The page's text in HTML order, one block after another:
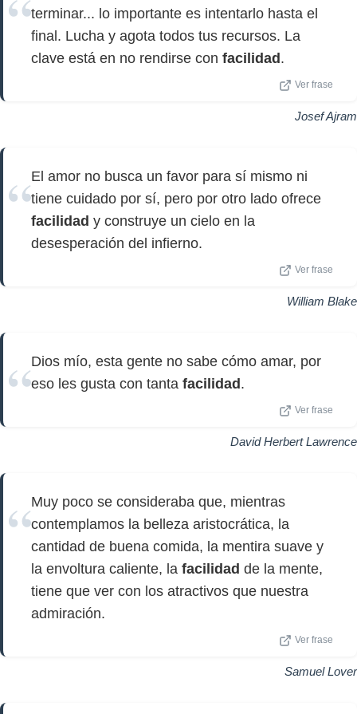
terminar... lo importante es intentarlo hasta el
final. Lucha y agota todos tus recursos. La
clave está en no rendirse con facilidad .
Ver frase
Josef Ajram
El amor no busca un favor para sí mismo ni
tiene cuidado por sí, pero por otro lado ofrece
facilidad y construye un cielo en la
desesperación del infierno.
Ver frase
William Blake
Dios mío, esta gente no sabe cómo amar, por
eso les gusta con tanta facilidad .
Ver frase
David Herbert Lawrence
Muy poco se consideraba que, mientras
contemplamos la belleza aristocrática, la
cantidad de buena comida, la mentira suave y
la envoltura caliente, la facilidad de la mente,
tiene que ver con los atractivos que nuestra
admiración.
Ver frase
Samuel Lover